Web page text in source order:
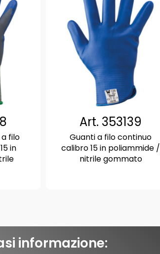
filo
in
Art. 353139
Guanti a filo continuo
calibro 15 in poliammide /
nitrile gommato
informazione: